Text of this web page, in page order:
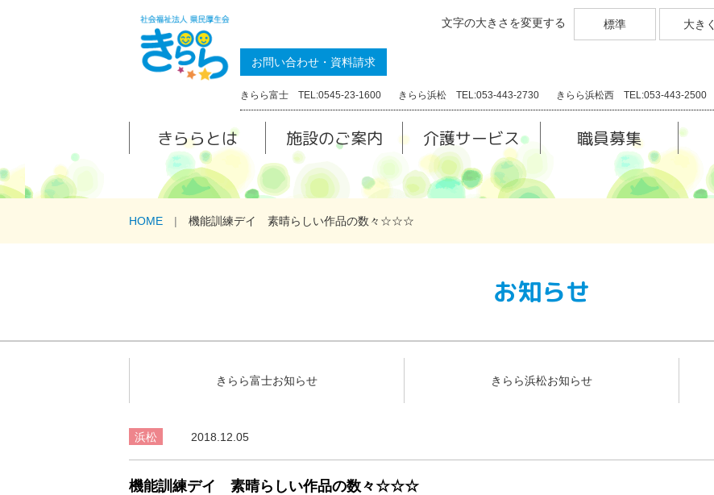
文字の大きさを変更する 標準 大きく
お問い合わせ・資料請求
きらら富士 TEL:0545-23-1600 きらら浜松 TEL:053-443-2730 きらら浜松西 TEL:053-443-2500
きららとは 施設のご案内 介護サービス 職員募集
HOME 機能訓練デイ 素晴らしい作品の数々☆☆☆
お知らせ
きらら富士お知らせ きらら浜松お知らせ
浜松 2018.12.05
機能訓練デイ 素晴らしい作品の数々☆☆☆